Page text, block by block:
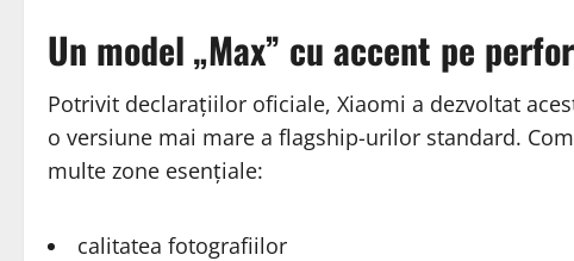
Un model „Max” cu accent pe
Potrivit declarațiilor oficiale, Xiaomi a dezvoltat
o versiune mai mare a flagship-urilor standard.
multe zone esențiale:
calitatea fotografiilor